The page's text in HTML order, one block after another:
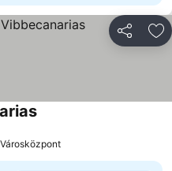
Árak megjelenítése